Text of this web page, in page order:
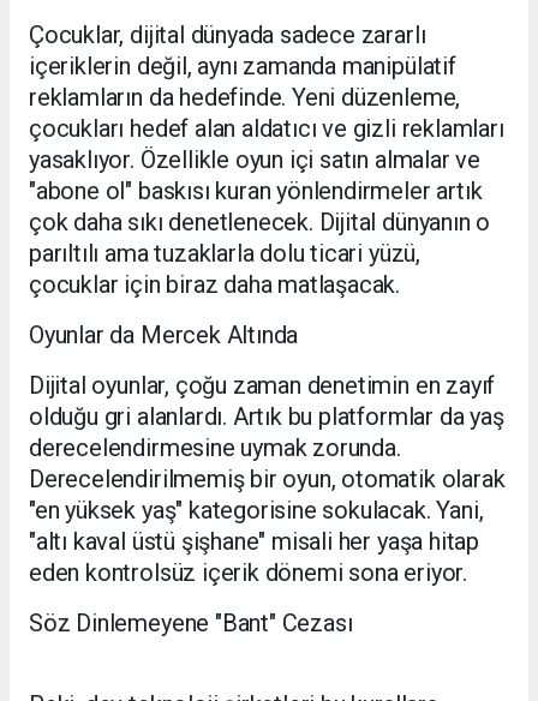
​Çocuklar, dijital dünyada sadece zararlı
içeriklerin değil, aynı zamanda manipülatif
reklamların da hedefinde. Yeni düzenleme,
çocukları hedef alan aldatıcı ve gizli reklamları
yasaklıyor. Özellikle oyun içi satın almalar ve
"abone ol" baskısı kuran yönlendirmeler artık
çok daha sıkı denetlenecek. Dijital dünyanın o
parıltılı ama tuzaklarla dolu ticari yüzü,
çocuklar için biraz daha matlaşacak.
​Oyunlar da Mercek Altında
​Dijital oyunlar, çoğu zaman denetimin en zayıf
olduğu gri alanlardı. Artık bu platformlar da yaş
derecelendirmesine uymak zorunda.
Derecelendirilmemiş bir oyun, otomatik olarak
"en yüksek yaş" kategorisine sokulacak. Yani,
"altı kaval üstü şişhane" misali her yaşa hitap
eden kontrolsüz içerik dönemi sona eriyor.
​Söz Dinlemeyene "Bant" Cezası